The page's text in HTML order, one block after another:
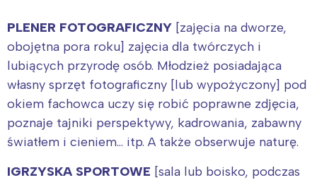
PLENER FOTOGRAFICZNY [zajęcia na dworze,
obojętna pora roku] zajęcia dla twórczych i
lubiących przyrodę osób. Młodzież posiadająca
własny sprzęt fotograficzny [lub wypożyczony] pod
okiem fachowca uczy się robić poprawne zdjęcia,
poznaje tajniki perspektywy, kadrowania, zabawny
światłem i cieniem… itp. A także obserwuje naturę.
IGRZYSKA SPORTOWE [sala lub boisko, podczas
Warszawa
Łódź
Trójmiasto
Poznań
Wrocław
Śląsk
Kraków
Południe
Północ
Wszystkie
Wybieram